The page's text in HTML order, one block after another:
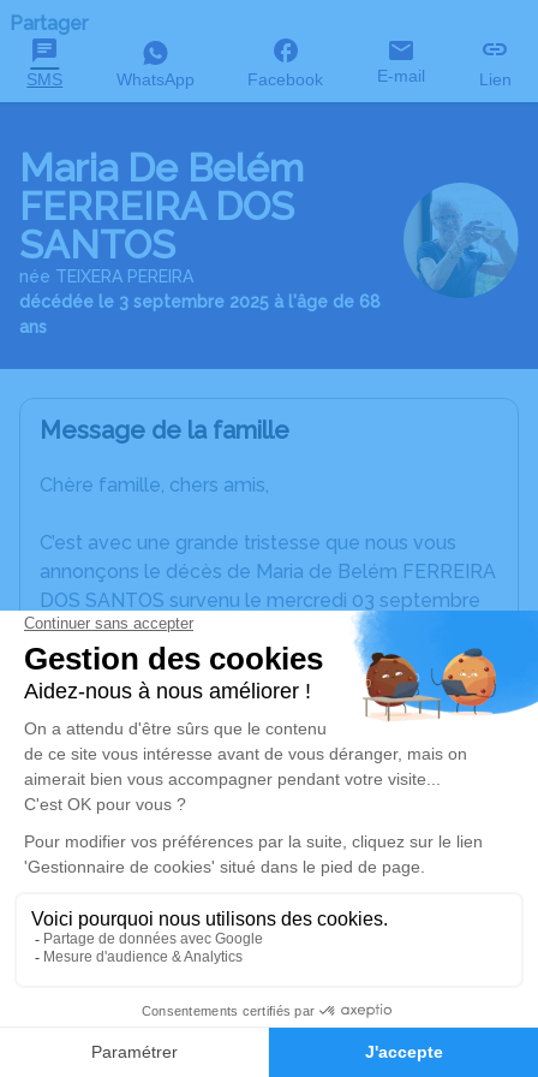
Faire-part Hommages
Partager
SMS WhatsApp Facebook E-mail Lien
Maria De Belém
FERREIRA DOS
SANTOS
née TEIXERA PEREIRA
décédée le 3 septembre 2025 à l'âge de 68
ans
Message de la famille
Chère famille, chers amis,
C’est avec une grande tristesse que nous vous
annonçons le décès de Maria de Belém FERREIRA
DOS SANTOS survenu le mercredi 03 septembre
2025 à Chantepie.
Nous vous invitons à utiliser cet espace pour
laisser vos condoléances, partager des photos
souvenirs, une anecdote ou exprimer vos pensées
à travers des poèmes ou des textes. Cet endroit
est un lieu d'expression dédié à honorer la
mémoire de Maria de Belém FERREIRA DOS
SANTOS.
Un service de plantation d’arbre hommage est
disponible ici.
Je rends hommage